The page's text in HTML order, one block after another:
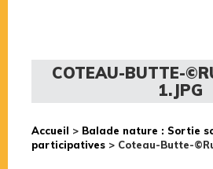
COTEAU-BUTTE-
1.JPG
Accueil > Balade nature : Sortie
participatives > Coteau-Butte-